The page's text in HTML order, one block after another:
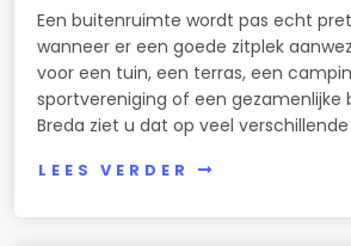
Een buitenruimte wordt pas echt
wanneer er een goede zitplek
voor een tuin, een terras, een
sportvereniging of een gezamenlijke
Breda ziet u dat op veel
LEES VERDER